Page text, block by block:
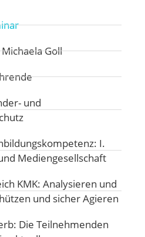
Goll
und
I.
Mediengesellschaft
KMK: Analysieren und
und sicher Agieren
Die Teilnehmenden